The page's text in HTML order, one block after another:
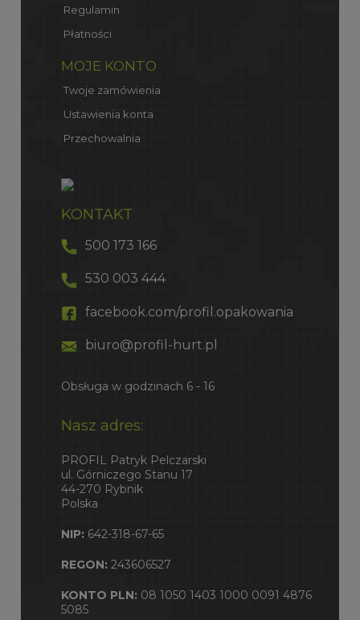
Regulamin
Płatności
MOJE KONTO
Twoje zamówienia
Ustawienia konta
Przechowalnia
KONTAKT
500 173 166
530 003 444
facebook.com/profil.opakowania
biuro@profil-hurt.pl
Obsługa w godzinach 6 - 16
Nasz adres:
PROFIL Patryk Pelczarski
ul. Górniczego Stanu 17
44-270 Rybnik
Polska
NIP: 642-318-67-65
REGON: 243606527
KONTO PLN: 08 1050 1403 1000 0091 4876
5085